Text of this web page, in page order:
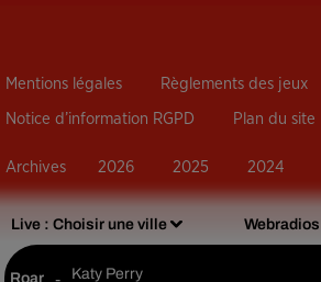
Live : Choisir une ville Webradios
Roar Katy Perry
Mentions légales Règlements des jeux
Notice d’information RGPD Plan du site
Archives 2026 2025 2024